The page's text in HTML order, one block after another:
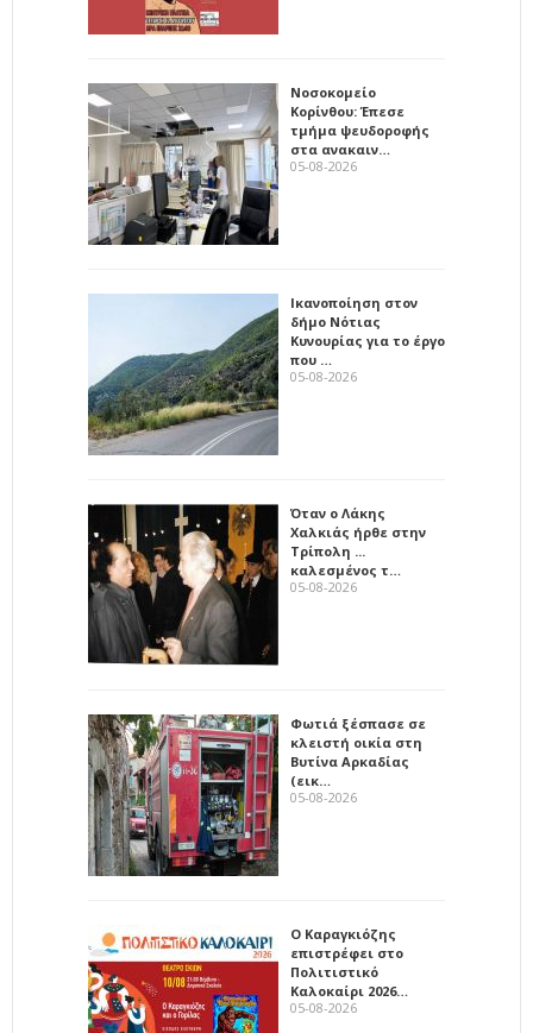
Νοσοκομείο
Κορίνθου: Έπεσε
τμήμα ψευδοροφής
στα ανακαιν…
05-08-2026
Ικανοποίηση στον
δήμο Νότιας
Κυνουρίας για το έργο
που …
05-08-2026
Όταν ο Λάκης
Χαλκιάς ήρθε στην
Τρίπολη ...
καλεσμένος τ…
05-08-2026
Φωτιά ξέσπασε σε
κλειστή οικία στη
Βυτίνα Αρκαδίας
(εικ…
05-08-2026
Ο Καραγκιόζης
επιστρέφει στο
Πολιτιστικό
Καλοκαίρι 2026…
05-08-2026